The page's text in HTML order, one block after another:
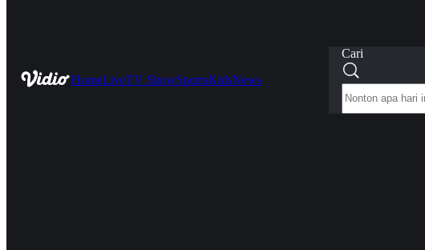
HomeLiveTV ShowSportsKidsNews
Cari